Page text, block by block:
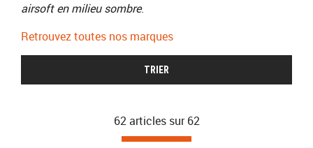
airsoft en milieu sombre.
Retrouvez toutes nos marques
TRIER
62 articles sur 62